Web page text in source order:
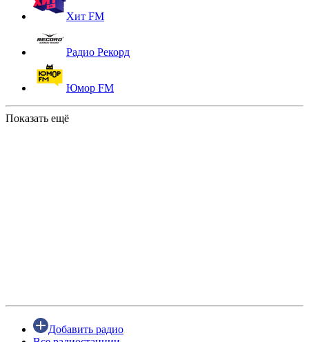
Хит FM
Радио Рекорд
Юмор FM
Показать ещё
Добавить радио